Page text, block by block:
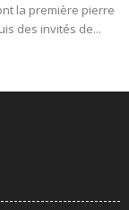
la première pierre
des invités de...